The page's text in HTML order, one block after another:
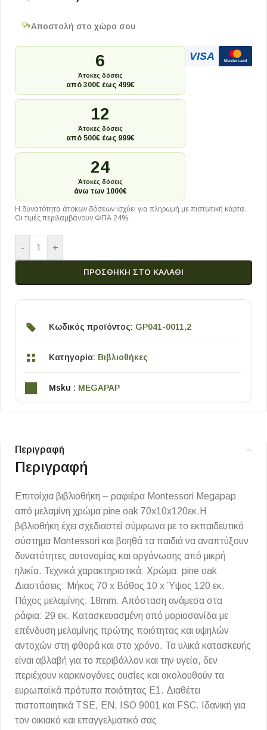
Αποστολή στο χώρο σου
6
Άτοκες δόσεις
από 300€ έως 499€
12
Άτοκες δόσεις
από 500€ έως 999€
24
Άτοκες δόσεις
άνω των 1000€
VISA Mastercard
Η δυνατότητα άτοκων δόσεων ισχύει για πληρωμή με πιστωτική κάρτα.
Οι τιμές περιλαμβάνουν ΦΠΑ 24%.
- +
ΠΡΟΣΘΉΚΗ ΣΤΟ ΚΑΛΆΘΙ
Κωδικός προϊόντος: GP041-0011,2
Κατηγορία: Βιβλιοθήκες
Msku : MEGAPAP
Περιγραφή
Περιγραφή
Επιτοίχια βιβλιοθήκη – ραφιέρα Montessori Megapap
από μελαμίνη χρώμα pine oak 70x10x120εκ.Η
βιβλιοθήκη έχει σχεδιαστεί σύμφωνα με το εκπαιδευτικό
σύστημα Montessori και βοηθά τα παιδιά να αναπτύξουν
δυνατότητες αυτονομίας και οργάνωσης από μικρή
ηλικία. Τεχνικά χαρακτηριστικά: Χρώμα: pine oak
Διαστάσεις: Μήκος 70 x Βάθος 10 x Ύψος 120 εκ.
Πάχος μελαμίνης: 18mm. Απόσταση ανάμεσα στα
ράφια: 29 εκ. Κατασκευασμένη από μοριοσανίδα με
επένδυση μελαμίνης πρώτης ποιότητας και υψηλών
αντοχών στη φθορά και στο χρόνο. Τα υλικά κατασκευής
είναι αβλαβή για το περιβάλλον και την υγεία, δεν
περιέχουν καρκινογόνες ουσίες και ακολουθούν τα
ευρωπαϊκά πρότυπα ποιότητας Ε1. Διαθέτει
πιστοποιητικά TSE, EN, ISO 9001 και FSC. Ιδανική για
τον οικιακό και επαγγελματικό σας